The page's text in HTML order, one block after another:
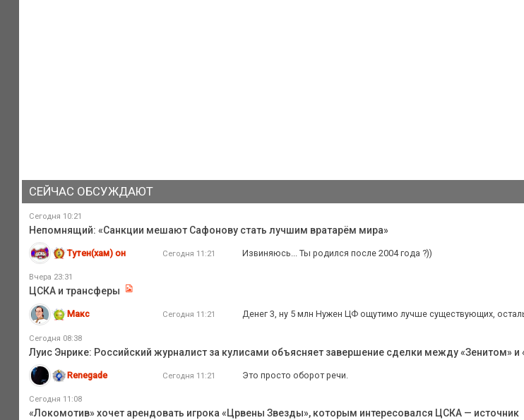
СЕЙЧАС ОБСУЖДАЮТ
Сегодня 10:21
Непомнящий: «Санкции мешают Сафонову стать лучшим вратарём мира»
Тутен(хам) он Сегодня 11:21 Извиняюсь... Ты родился после 2004 года ?))
Вчера 23:31
ЦСКА и трансферы
Макс Сегодня 11:21 Денег 3, ну 5 млн Нужен ЦФ ощутимо лучше существующих,
Сегодня 08:38
Луис Энрике: Российский журналист за кулисами объясняет завершение сделки между «Зенитом»
Renegade Сегодня 11:21 Это просто оборот речи.
Сегодня 11:08
«Локомотив» хочет арендовать игрока «Црвены Звезды», которым интересовался ЦСКА — источник